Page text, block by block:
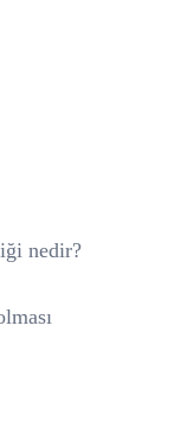
nedir?